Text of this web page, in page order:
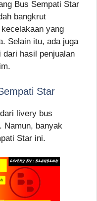
Bus Sempati Star
bangkrut
yang
Selain itu, ada juga
dari hasil penjualan
Star
livery bus
Namun, banyak
Star ini.